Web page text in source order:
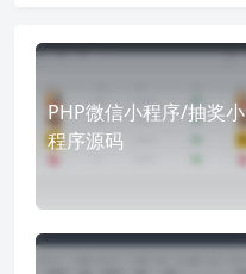
PHP微信小程序/抽奖小
程序源码